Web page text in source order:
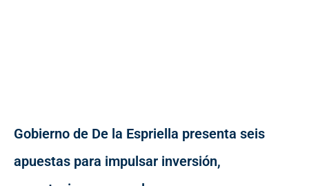
Gobierno de De la Espriella presenta seis
apuestas para impulsar inversión,